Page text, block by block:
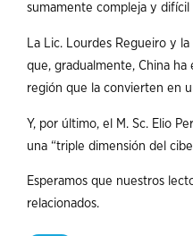
sumamente compleja y
La Lic. Lourdes Regueiro y la
que, gradualmente, China ha
región que la convierten en
Y, por último, el M. Sc. Elio
una “triple dimensión del
Esperamos que nuestros
relacionados.